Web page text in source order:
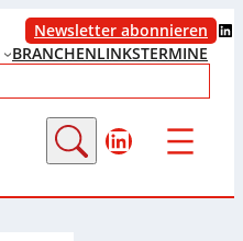
Newsletter abonnieren LinkedIn
BRANCHENLINKSTERMINE
LinkedIn